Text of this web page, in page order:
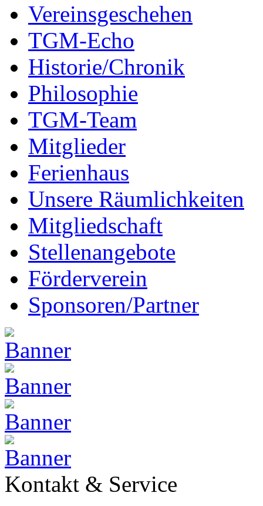
Vereinsgeschehen
TGM-Echo
Historie/Chronik
Philosophie
TGM-Team
Mitglieder
Ferienhaus
Unsere Räumlichkeiten
Mitgliedschaft
Stellenangebote
Förderverein
Sponsoren/Partner
Kontakt & Service